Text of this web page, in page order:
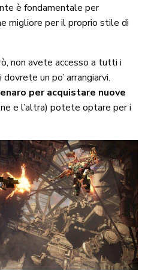
è fondamentale per
migliore per il proprio stile di
non avete accesso a tutti i
un po’ arrangiarvi.
per acquistare nuove
e l’altra) potete optare per i